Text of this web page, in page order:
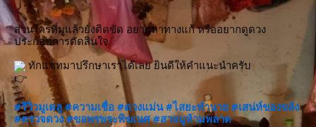
ส่วนใครที่มูแล้วยังติดขัด อยากหาทางแก้ หรืออยากดูดวง
ประกอบการตัดสินใจ
ทักแชทมาปรึกษาเราได้เลย ยินดีให้คำแนะนำครับ
#รีวิวมูเตลู #ความเชื่อ #ดวงแม่น #ไสยะทำนาย #เสน่ห์ของขลัง
#ตรวจดวง #ขอพรพระพิฆเนศ #สายมูห้ามพลาด